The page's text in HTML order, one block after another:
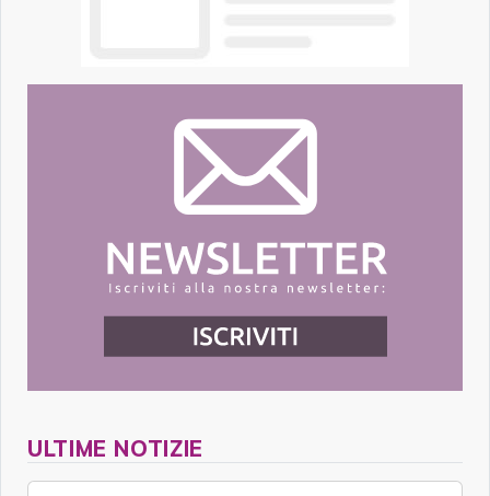
ULTIME NOTIZIE